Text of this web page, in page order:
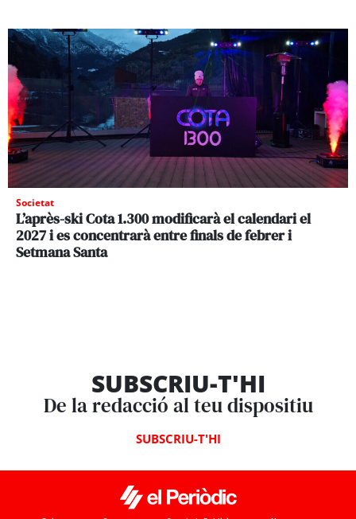
Societat
L’après-ski Cota 1.300 modificarà el calendari el
2027 i es concentrarà entre finals de febrer i
Setmana Santa
SUBSCRIU-T'HI
De la redacció al teu dispositiu
SUBSCRIU-T'HI